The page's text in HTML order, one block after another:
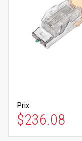
Prix
$236.08